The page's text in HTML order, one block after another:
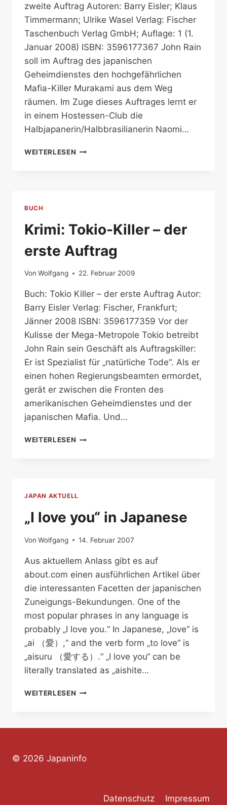
zweite Auftrag Autoren: Barry Eisler; Klaus
Timmermann; Ulrike Wasel Verlag: Fischer
Taschenbuch Verlag GmbH; Auflage: 1 (1.
Januar 2008) ISBN: 3596177367 John Rain
soll im Auftrag des japanischen
Geheimdienstes den hochgefährlichen
Mafia-Killer Murakami aus dem Weg
räumen. Im Zuge dieses Auftrages lernt er
in einem Hostessen-Club die
Halbjapanerin/Halbbrasilianerin Naomi…
WEITERLESEN DIE
AUFTRAG
BUCH
Krimi: Tokio-Killer – der
erste Auftrag
Von Wolfgang 22. Februar 2009
Buch: Tokio Killer – der erste Auftrag Autor:
Barry Eisler Verlag: Fischer, Frankfurt;
Jänner 2008 ISBN: 3596177359 Vor der
Kulisse der Mega-Metropole Tokio betreibt
John Rain sein Geschäft als Auftragskiller:
Er ist Spezialist für „natürliche Tode“. Als er
einen hohen Regierungsbeamten ermordet,
gerät er zwischen die Fronten des
amerikanischen Geheimdienstes und der
japanischen Mafia. Und…
WEITERLESEN KRIMI:
JAPAN AKTUELL
„I love you“ in Japanese
Von Wolfgang 14. Februar 2007
Aus aktuellem Anlass gibt es auf
about.com einen ausführlichen Artikel über
die interessanten Facetten der japanischen
Zuneigungs-Bekundungen. One of the
most popular phrases in any language is
probably „I love you.“ In Japanese, „love“ is
„ai （愛）,“ and the verb form „to love“ is
„aisuru （愛する）.“ „I love you“ can be
literally translated as „aishite…
WEITERLESEN
© 2026 Japaninfo
Datenschutz Impressum